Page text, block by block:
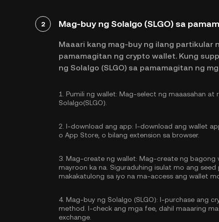
2 Mag-buy ng Solalgo (SLGO) sa
Maaari kang mag-buy ng ilang partikular
pamamagitan ng crypto wallet. Kung
ng Solalgo (SLGO) sa pamamagitan ng
1. Pumili ng wallet: Mag-select ng maaasahan at
Solalgo(SLGO).
2. I-download ang app: I-download ang wallet
o App Store, o bilang extension sa browser.
3. Mag-create ng wallet: Mag-create ng bagong
mayroon ka na. Siguraduhing isulat mo ang
makakatulong sa iyo na ma-access ang wallet
4. Mag-buy ng Solalgo (SLGO): I-purchase ang
method. I-check ang mga fee, dahil maaaring
exchange.